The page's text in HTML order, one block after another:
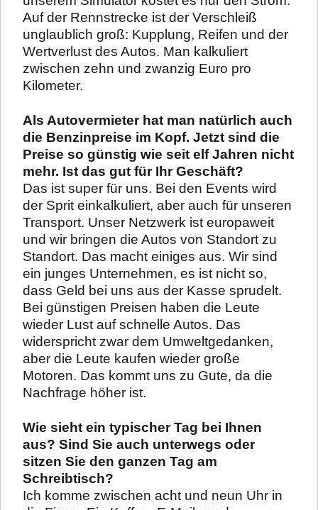
Auf der Rennstrecke ist der Verschleiß
unglaublich groß: Kupplung, Reifen und der
Wertverlust des Autos. Man kalkuliert
zwischen zehn und zwanzig Euro pro
Kilometer.
Als Autovermieter hat man natürlich auch
die Benzinpreise im Kopf. Jetzt sind die
Preise so günstig wie seit elf Jahren nicht
mehr. Ist das gut für Ihr Geschäft?
Das ist super für uns. Bei den Events wird
der Sprit einkalkuliert, aber auch für unseren
Transport. Unser Netzwerk ist europaweit
und wir bringen die Autos von Standort zu
Standort. Das macht einiges aus. Wir sind
ein junges Unternehmen, es ist nicht so,
dass Geld bei uns aus der Kasse sprudelt.
Bei günstigen Preisen haben die Leute
wieder Lust auf schnelle Autos. Das
widerspricht zwar dem Umweltgedanken,
aber die Leute kaufen wieder große
Motoren. Das kommt uns zu Gute, da die
Nachfrage höher ist.
Wie sieht ein typischer Tag bei Ihnen
aus? Sind Sie auch unterwegs oder
sitzen Sie den ganzen Tag am
Schreibtisch?
Ich komme zwischen acht und neun Uhr in